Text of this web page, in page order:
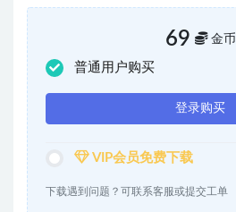
69 金币
普通用户购买
登录购买
VIP会员免费下载
下载遇到问题？可联系客服或提交工单